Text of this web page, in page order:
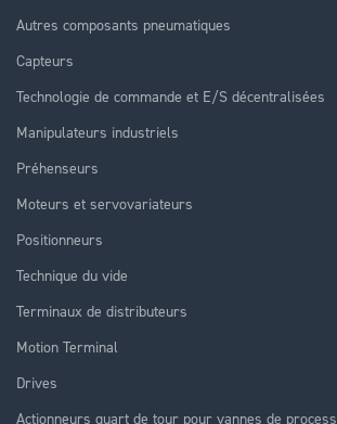
Autres composants pneumatiques
Capteurs
Technologie de commande et E/S décentralisées
Manipulateurs industriels
Préhenseurs
Moteurs et servovariateurs
Positionneurs
Technique du vide
Terminaux de distributeurs
Motion Terminal
Drives
Actionneurs quart de tour pour vannes de process